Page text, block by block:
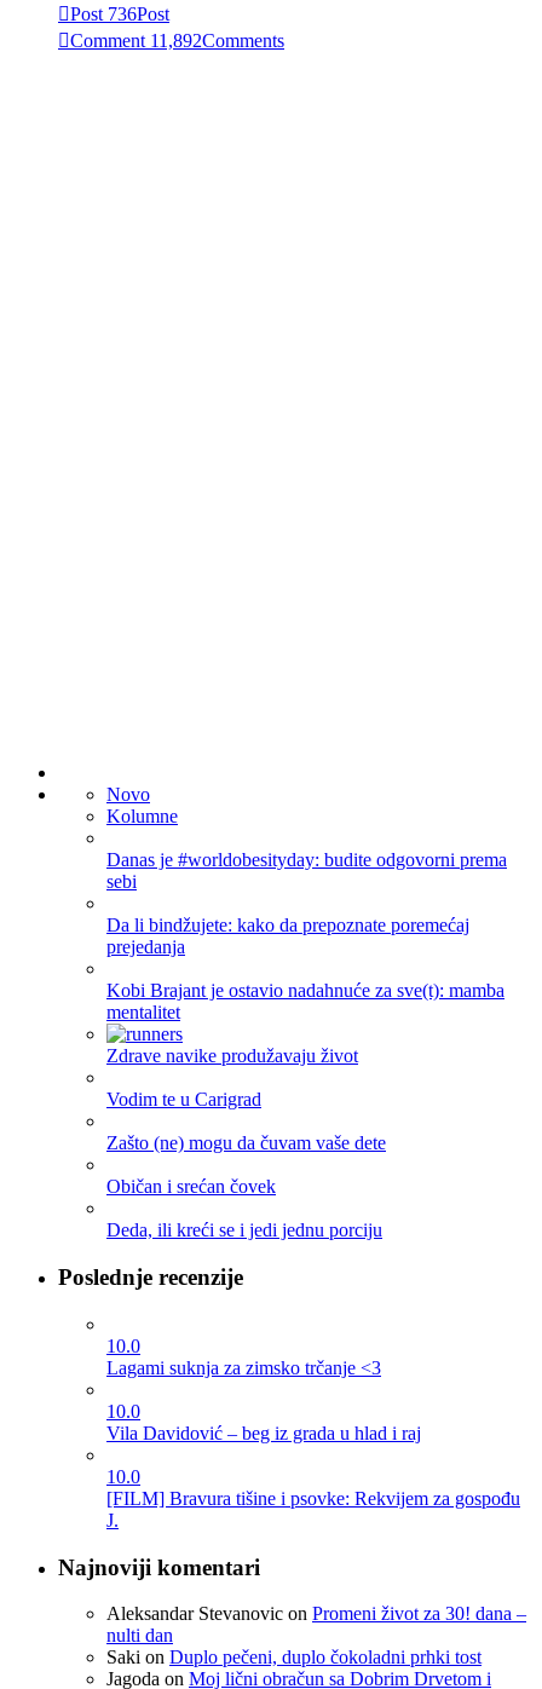
Post 736Post
Comment 11,892Comments
Novo
Kolumne
Danas je #worldobesityday: budite odgovorni prema
sebi
Da li bindžujete: kako da prepoznate poremećaj
prejedanja
Kobi Brajant je ostavio nadahnuće za sve(t): mamba
mentalitet
Zdrave navike produžavaju život
Vodim te u Carigrad
Zašto (ne) mogu da čuvam vaše dete
Običan i srećan čovek
Deda, ili kreći se i jedi jednu porciju
Poslednje recenzije
10.0
Lagami suknja za zimsko trčanje <3
10.0
Vila Davidović – beg iz grada u hlad i raj
10.0
[FILM] Bravura tišine i psovke: Rekvijem za gospođu
J.
Najnoviji komentari
Aleksandar Stevanovic on Promeni život za 30! dana –
nulti dan
Saki on Duplo pečeni, duplo čokoladni prhki tost
Jagoda on Moj lični obračun sa Dobrim Drvetom i